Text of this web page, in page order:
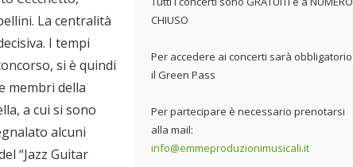
La centralità
I tempi
si è quindi
membri della
a cui si sono
alcuni
“Jazz Guitar
CHIUSO
Per accedere ai concerti sarà obbligatorio
il Green Pass
Per partecipare è necessario prenotarsi
alla mail:
info@emmeproduzionimusicali.it